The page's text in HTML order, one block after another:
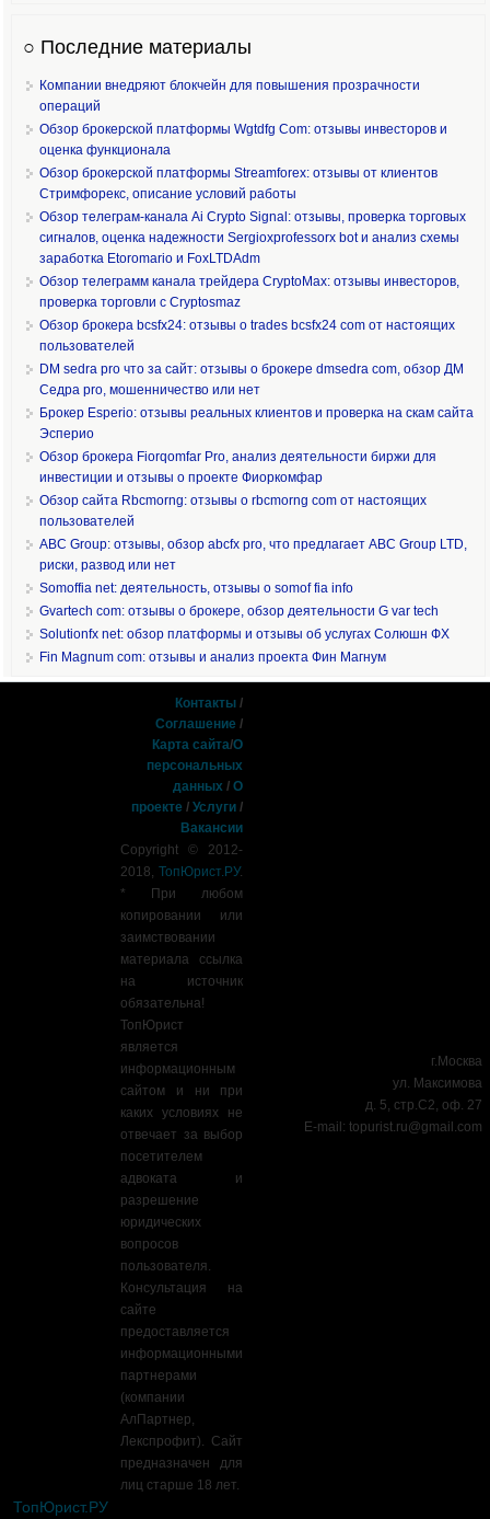
○ Последние материалы
Компании внедряют блокчейн для повышения прозрачности
операций
Обзор брокерской платформы Wgtdfg Com: отзывы инвесторов и
оценка функционала
Обзор брокерской платформы Streamforex: отзывы от клиентов
Стримфорекс, описание условий работы
Обзор телеграм-канала Ai Crypto Signal: отзывы, проверка торговых
сигналов, оценка надежности Sergioxprofessorx bot и анализ схемы
заработка Etoromario и FoxLTDAdm
Обзор телеграмм канала трейдера CryptoMax: отзывы инвесторов,
проверка торговли с Cryptosmaz
Обзор брокера bcsfx24: отзывы о trades bcsfx24 com от настоящих
пользователей
DM sedra pro что за сайт: отзывы о брокере dmsedra com, обзор ДМ
Седра pro, мошенничество или нет
Брокер Esperio: отзывы реальных клиентов и проверка на скам сайта
Эсперио
Обзор брокера Fiorqomfar Pro, анализ деятельности биржи для
инвестиции и отзывы о проекте Фиоркомфар
Обзор сайта Rbcmorng: отзывы о rbcmorng com от настоящих
пользователей
ABC Group: отзывы, обзор abcfx pro, что предлагает ABC Group LTD,
риски, развод или нет
Somoffia net: деятельность, отзывы о somof fia info
Gvartech com: отзывы о брокере, обзор деятельности G var tech
Solutionfx net: обзор платформы и отзывы об услугах Солюшн ФХ
Fin Magnum com: отзывы и анализ проекта Фин Магнум
Контакты /
Соглашение /
Карта сайта/О
персональных
данных /О
проекте /Услуги /
Вакансии
Copyright © 2012-
2018,ТопЮрист.РУ.
* При любом
копировании или
заимствовании
материала ссылка
на источник
обязательна!
ТопЮрист
является
информационным
сайтом и ни при
каких условиях не
отвечает за выбор
посетителем
адвоката и
разрешение
юридических
вопросов
пользователя.
Консультация на
сайте
предоставляется
информационными
партнерами
(компании
АлПартнер,
Лекспрофит). Сайт
предназначен для
лиц старше 18 лет.
г.Москва
ул. Максимова
д. 5, стр.С2, оф. 27
E-mail:topurist.ru@gmail.com
ТопЮрист.РУ